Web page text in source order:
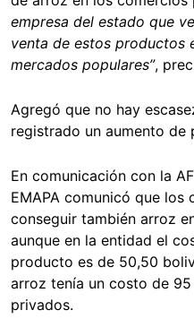
empresa del estado que
venta de estos productos
mercados populares”,
Agregó que no hay
registrado un aumento de
En comunicación con la
EMAPA comunicó que los
conseguir también arroz
aunque en la entidad el
producto es de 50,50
arroz tenía un costo de
privados.